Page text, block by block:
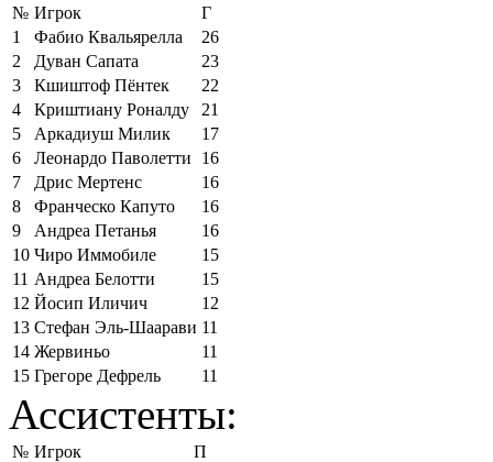
№ Игрок
Г
1
Фабио Квальярелла
26
2
Дуван Сапата
23
3
Кшиштоф Пёнтек
22
4
Криштиану Роналду
21
5
Аркадиуш Милик
17
6
Леонардо Паволетти
16
7
Дрис Мертенс
16
8
Франческо Капуто
16
9
Андреа Петанья
16
10 Чиро Иммобиле
15
11 Андреа Белотти
15
12 Йосип Иличич
12
13 Стефан Эль-Шаарави 11
14 Жервиньо
11
15 Грегоре Дефрель 11
Ассистенты:
№ Игрок
П